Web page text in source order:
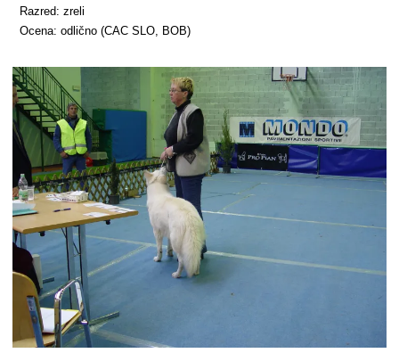
Razred: zreli
Ocena: odlično (CAC SLO, BOB)